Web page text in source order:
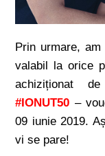
Prin urmare,
valabil la orice
achiziționat
#IONUT50 –
09 iunie 2019.
vi se pare!